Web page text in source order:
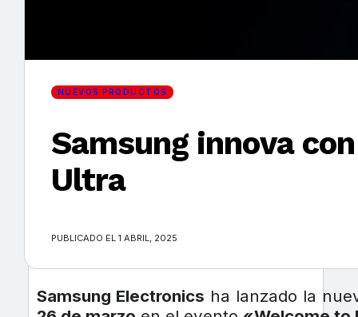
Encuentra tu noticia
×
NUEVOS PRODUCTOS
Samsung innova
Ultra
PUBLICADO EL 1 ABRIL, 2025
Samsung Electronics ha lanzado la